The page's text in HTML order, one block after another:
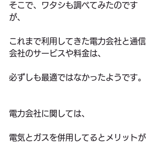
そこで、ワタシも調べてみたのです
が、
これまで利用してきた電力会社と通信
会社のサービスや料金は、
必ずしも最適ではなかったようです。
電力会社に関しては、
電気とガスを併用してるとメリットが